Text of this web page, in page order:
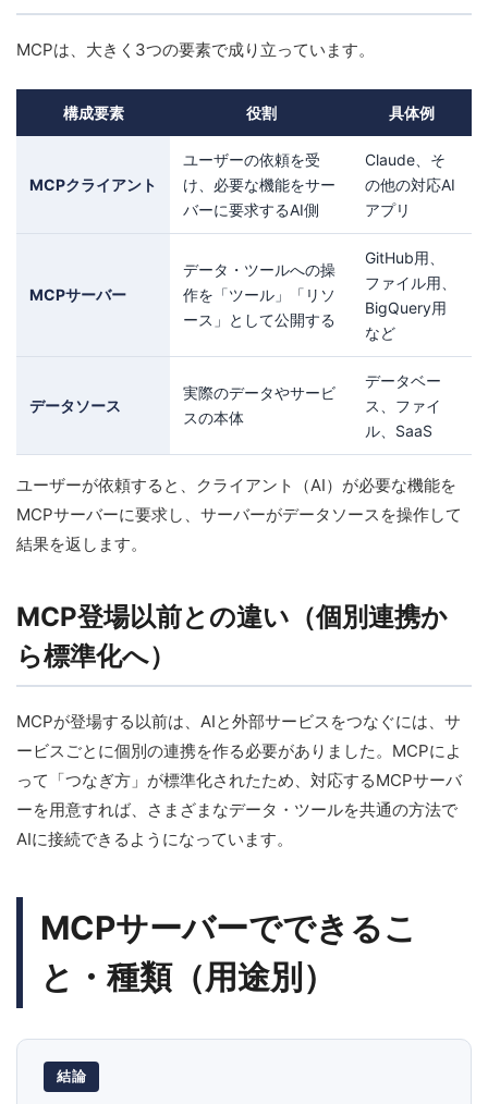
MCPは、大きく3つの要素で成り立っています。
構成要素 役割 具体例
MCPクライアント
ユーザーの依頼を受
け、必要な機能をサー
バーに要求するAI側
Claude、そ
の他の対応AI
アプリ
MCPサーバー
データ・ツールへの操
作を「ツール」「リソ
ース」として公開する
GitHub用、
ファイル用、
BigQuery用
など
データソース
実際のデータやサービ
スの本体
データベー
ス、ファイ
ル、SaaS
ユーザーが依頼すると、クライアント（AI）が必要な機能を
MCPサーバーに要求し、サーバーがデータソースを操作して
結果を返します。
MCP登場以前との違い（個別連携か
ら標準化へ）
MCPが登場する以前は、AIと外部サービスをつなぐには、サ
ービスごとに個別の連携を作る必要がありました。MCPによ
って「つなぎ方」が標準化されたため、対応するMCPサーバ
ーを用意すれば、さまざまなデータ・ツールを共通の方法で
AIに接続できるようになっています。
MCPサーバーでできるこ
と・種類（用途別）
結論